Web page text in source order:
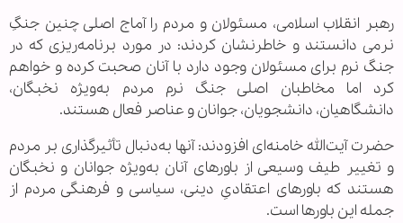
رهبر انقلاب اسلامی، مسئولان و مردم را آماج اصلی چنین جنگِ
نرمی دانستند و خاطرنشان کردند: در مورد برنامه‌ریزی که در
جنگ نرم برای مسئولان وجود دارد با آنان صحبت کرده و خواهم
کرد اما مخاطبان اصلی جنگ نرم مردم به‌ویژه نخبگان،
دانشگاهیان، دانشجویان، جوانان و عناصر فعال هستند.
حضرت آیت‌الله خامنه‌ای افزودند: آنها به‌دنبال تأثیرگذاری بر مردم
و تغییر طیف وسیعی از باورهای آنان به‌ویژه جوانان و نخبگان
هستند که باورهای اعتقادیِ دینی، سیاسی و فرهنگی مردم از
جمله این باورها است.